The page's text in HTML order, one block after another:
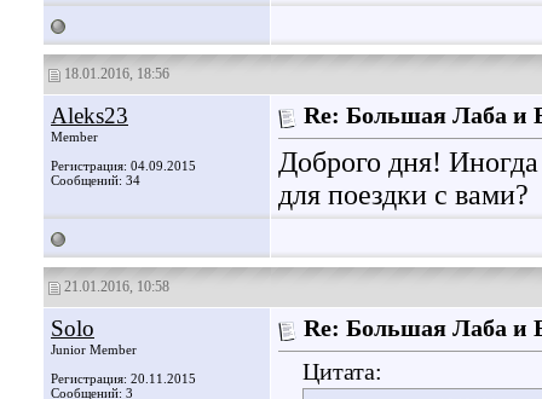
18.01.2016, 18:56
Aleks23
Member
Регистрация: 04.09.2015
Сообщений: 34
Re: Большая Лаба и
Доброго дня!
для поездки с вами?
21.01.2016, 10:58
Solo
Junior Member
Регистрация: 20.11.2015
Сообщений: 3
Re: Большая Лаба и
Цитата: